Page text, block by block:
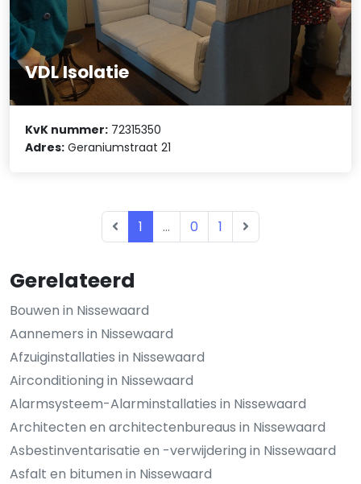
Gerelateerd
Bouwen in Nissewaard
Aannemers in Nissewaard
Afzuiginstallaties in Nissewaard
Airconditioning in Nissewaard
Alarmsysteem-Alarminstallaties in Nissewaard
Architecten en architectenbureaus in Nissewaard
Asbestinventarisatie en -verwijdering in Nissewaard
Asfalt en bitumen in Nissewaard
VDL Isolatie
KvK nummer: 72315350
Adres: Geraniumstraat 21
1 ... 0 1